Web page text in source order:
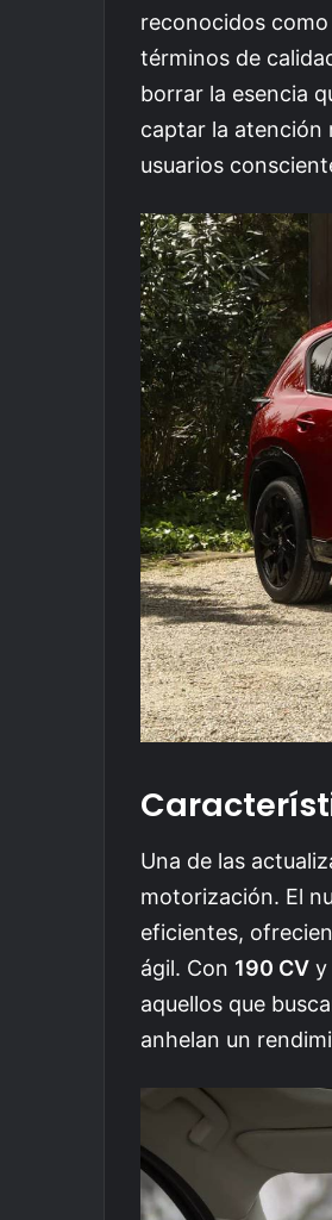
reconocidos
términos de
borrar la esencia
captar la atención
usuarios
Una de las
motorización. El
eficientes,
ágil. Con 190 CV y
aquellos que
anhelan un